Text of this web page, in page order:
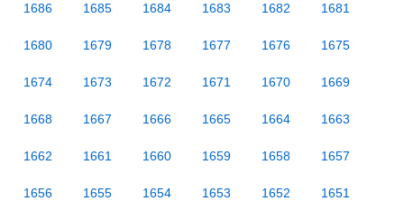
1686 1685 1684 1683 1682 1681
1680 1679 1678 1677 1676 1675
1674 1673 1672 1671 1670 1669
1668 1667 1666 1665 1664 1663
1662 1661 1660 1659 1658 1657
1656 1655 1654 1653 1652 1651